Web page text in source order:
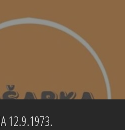
12.9.1973.